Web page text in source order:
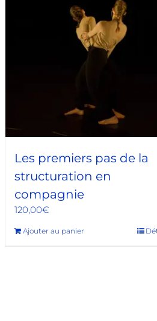
Les premiers pas de la
structuration en
compagnie
120,00€
Ajouter au panier